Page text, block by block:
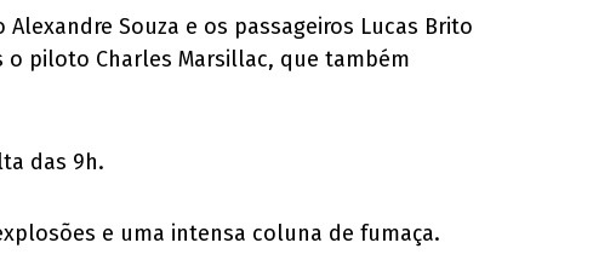
Souza e os passageiros Lucas Brito
o piloto Charles Marsillac, que também
das 9h.
e uma intensa coluna de fumaça.